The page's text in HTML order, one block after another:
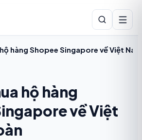
hàng Shopee Singapore về Việt
hộ hàng
về Việt